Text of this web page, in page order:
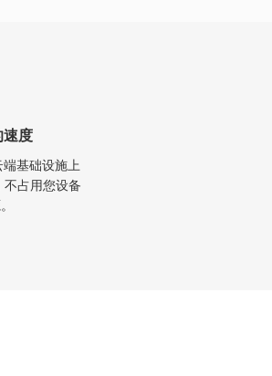
速度
基础设施上
占用您设备